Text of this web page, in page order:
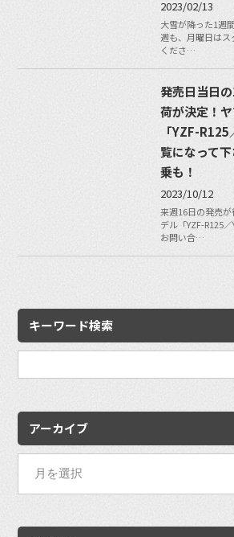
2023/02/13
大雪が降った1週
週も、月曜日はス
くださ…
発売日当日
荷が決定！
「YZF-
覧になって
乗も！
2023/10/12
来週16日の発売
デル「YZF-R125
お問い合…
キーワード検索
アーカイブ